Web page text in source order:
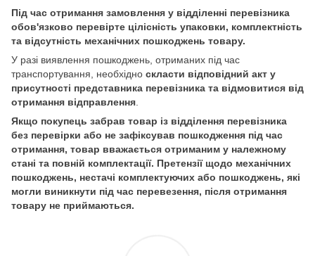
Під час отримання замовлення у відділенні перевізника
обов'язково перевірте цілісність упаковки, комплектність
та відсутність механічних пошкоджень товару.
У разі виявлення пошкоджень, отриманих під час
транспортування, необхідно скласти відповідний акт у
присутності представника перевізника та відмовитися від
отримання відправлення
Якщо покупець забрав товар із відділення перевізника
без перевірки або не зафіксував пошкодження під час
отримання, товар вважається отриманим у належному
стані та повній комплектації. Претензії щодо механічних
пошкоджень, нестачі комплектуючих або пошкоджень, які
могли виникнути під час перевезення, після отримання
товару не приймаються.